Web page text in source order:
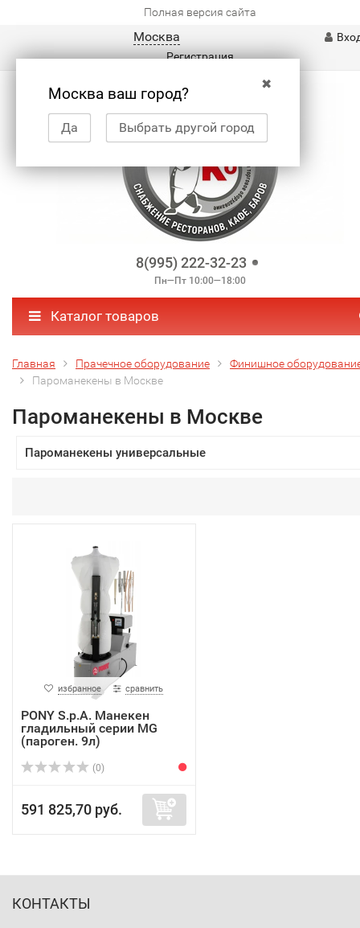
Полная версия сайта
Москва
✖
Москва ваш город?
Да Выбрать другой город
Регистрация
8(995) 222-32-23
Пн—Пт 10:00—18:00
Каталог товаров
Главная Прачечное оборудование
Финишное
Пароманекены в Москве
Пароманекены в Москве
Пароманекены универсальные
избранное сравнить
PONY S.p.A. Манекен
гладильный серии MG
(пароген. 9л)
(0)
591 825,70 руб.
КОНТАКТЫ